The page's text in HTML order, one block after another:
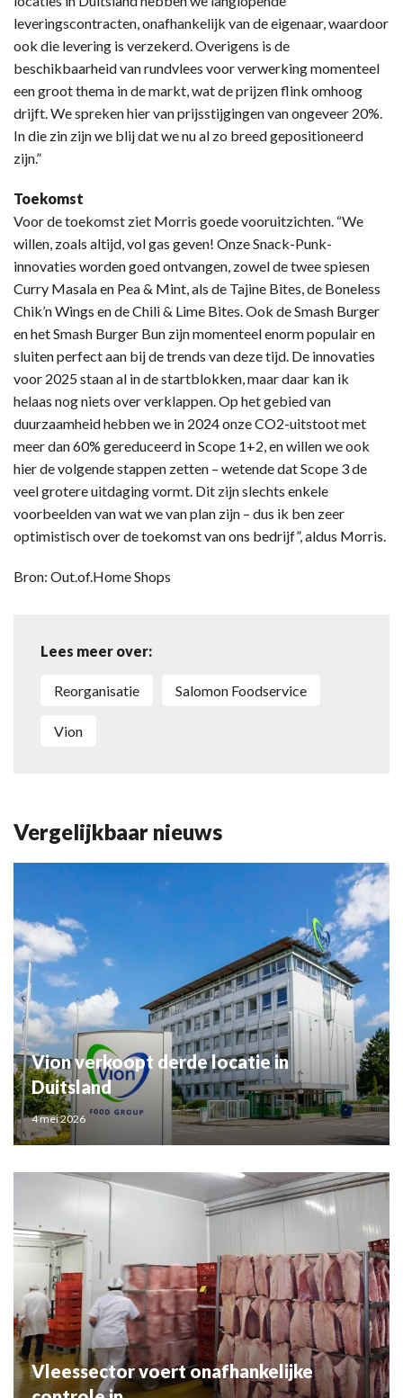
leveringscontracten, onafhankelijk van de eigenaar, waardoor
ook die levering is verzekerd. Overigens is de
beschikbaarheid van rundvlees voor verwerking momenteel
een groot thema in de markt, wat de prijzen flink omhoog
drijft. We spreken hier van prijsstijgingen van ongeveer 20%.
In die zin zijn we blij dat we nu al zo breed gepositioneerd
zijn.”
Toekomst
Voor de toekomst ziet Morris goede vooruitzichten. “We
willen, zoals altijd, vol gas geven! Onze Snack-Punk-
innovaties worden goed ontvangen, zowel de twee spiesen
Curry Masala en Pea & Mint, als de Tajine Bites, de Boneless
Chik’n Wings en de Chili & Lime Bites. Ook de Smash Burger
en het Smash Burger Bun zijn momenteel enorm populair en
sluiten perfect aan bij de trends van deze tijd. De innovaties
voor 2025 staan al in de startblokken, maar daar kan ik
helaas nog niets over verklappen. Op het gebied van
duurzaamheid hebben we in 2024 onze CO2-uitstoot met
meer dan 60% gereduceerd in Scope 1+2, en willen we ook
hier de volgende stappen zetten – wetende dat Scope 3 de
veel grotere uitdaging vormt. Dit zijn slechts enkele
voorbeelden van wat we van plan zijn – dus ik ben zeer
optimistisch over de toekomst van ons bedrijf”, aldus Morris.
Bron: Out.of.Home Shops
Lees meer over:
reorganisatie Salomon Foodservice
Vion
Vergelijkbaar nieuws
Vion verkoopt derde locatie in
Duitsland
4 mei 2026
Vleessector voert onafhankelijke